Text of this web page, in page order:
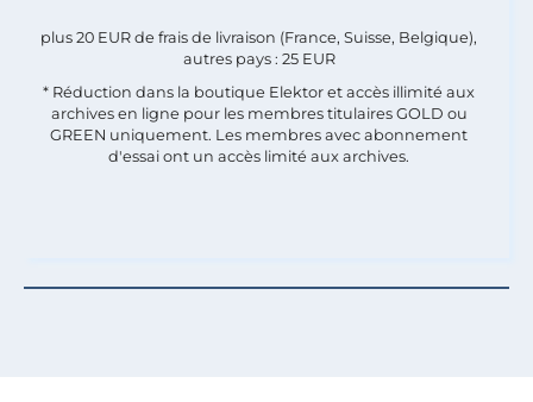
plus 20 EUR de frais de livraison (France, Suisse, Belgique),
autres pays : 25 EUR
* Réduction dans la boutique Elektor et accès illimité aux
archives en ligne pour les membres titulaires GOLD ou
GREEN uniquement. Les membres avec abonnement
d'essai ont un accès limité aux archives.